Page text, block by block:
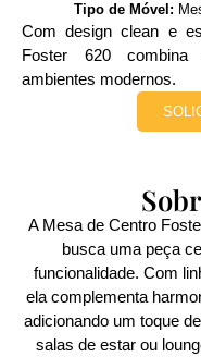
Tipo de Móvel:
Com design clean e
Foster 620 combina
ambientes modernos.
A Mesa de Centro
busca uma peça
funcionalidade. Com
ela complementa
adicionando um toque
salas de estar ou